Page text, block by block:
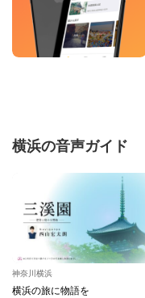
横浜の音声ガイド
神奈川横浜
横浜の旅に物語を